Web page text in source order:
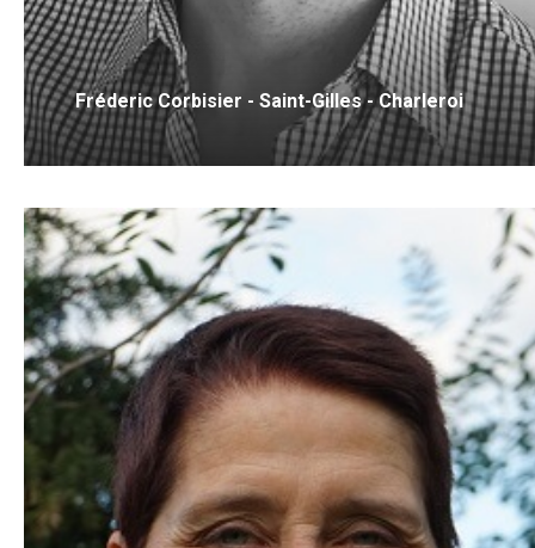
Fréderic Corbisier - Saint-Gilles - Charleroi